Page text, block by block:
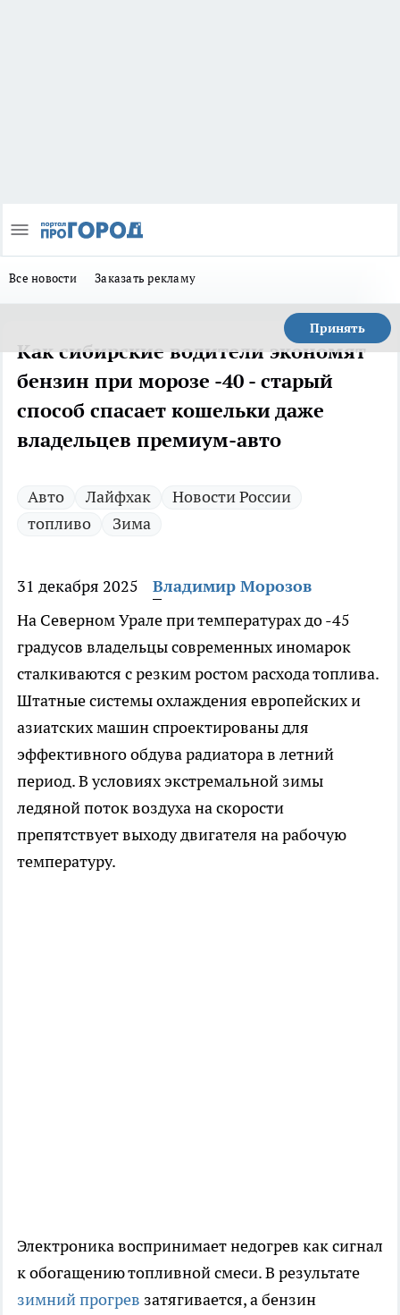
Все новости Заказать рекламу
Принять
Как сибирские водители экономят
бензин при морозе -40 - старый
способ спасает кошельки даже
владельцев премиум-авто
Авто Лайфхак
Новости России
топливо
Зима
31 декабря 2025
Владимир Морозов
На Северном Урале при температурах до -45
градусов владельцы современных иномарок
сталкиваются с резким ростом расхода топлива.
Штатные системы охлаждения европейских и
азиатских машин спроектированы для
эффективного обдува радиатора в летний
период. В условиях экстремальной зимы
ледяной поток воздуха на скорости
препятствует выходу двигателя на рабочую
температуру.
Электроника воспринимает недогрев как сигнал
к обогащению топливной смеси. В результате
зимний прогрев затягивается, а бензин